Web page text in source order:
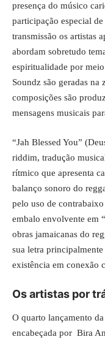
presença do músico
participação especial
transmissão os artistas
abordam sobretudo
espiritualidade por
Soundz são geradas na
composições são
mensagens musicais
“Jah Blessed You”
riddim, tradução
rítmico que apresenta
balanço sonoro do
pelo uso de
embalo envolvente em
obras jamaicanas do
sua letra principalmente
existência em conexão
Os artistas por
O quarto lançamento da
encabeçada por Bira